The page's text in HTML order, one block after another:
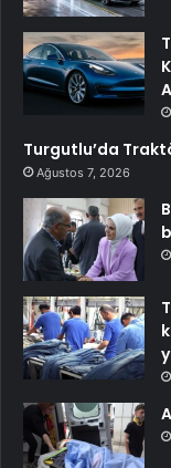
Turgutlu’da
Ağustos 7, 2026